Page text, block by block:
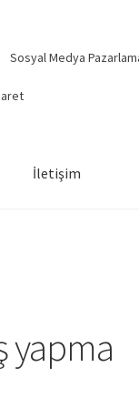
Sosyal Medya
İletişim
yapma